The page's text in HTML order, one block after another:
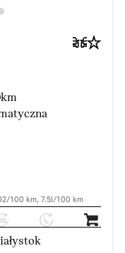
100 km, 7.5l/100 km